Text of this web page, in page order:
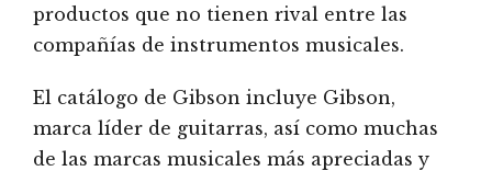
productos que no tienen rival entre las
compañías de instrumentos musicales.
El catálogo de Gibson incluye Gibson,
marca líder de guitarras, así como muchas
de las marcas musicales más apreciadas y